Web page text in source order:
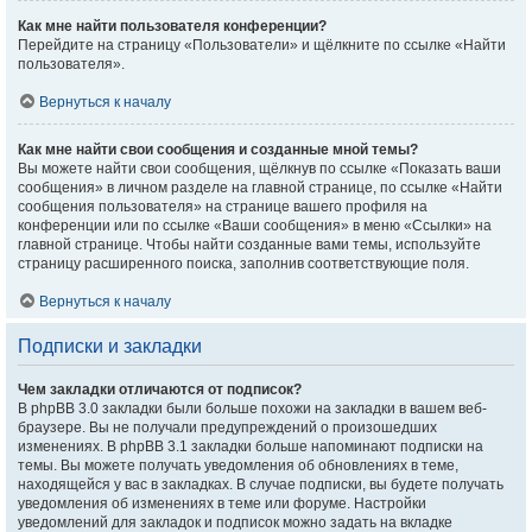
Как мне найти пользователя конференции?
Перейдите на страницу «Пользователи» и щёлкните по ссылке «Найти
пользователя».
Вернуться к началу
Как мне найти свои сообщения и созданные мной темы?
Вы можете найти свои сообщения, щёлкнув по ссылке «Показать ваши
сообщения» в личном разделе на главной странице, по ссылке «Найти
сообщения пользователя» на странице вашего профиля на
конференции или по ссылке «Ваши сообщения» в меню «Ссылки» на
главной странице. Чтобы найти созданные вами темы, используйте
страницу расширенного поиска, заполнив соответствующие поля.
Вернуться к началу
Подписки и закладки
Чем закладки отличаются от подписок?
В phpBB 3.0 закладки были больше похожи на закладки в вашем веб-
браузере. Вы не получали предупреждений о произошедших
изменениях. В phpBB 3.1 закладки больше напоминают подписки на
темы. Вы можете получать уведомления об обновлениях в теме,
находящейся у вас в закладках. В случае подписки, вы будете получать
уведомления об изменениях в теме или форуме. Настройки
уведомлений для закладок и подписок можно задать на вкладке